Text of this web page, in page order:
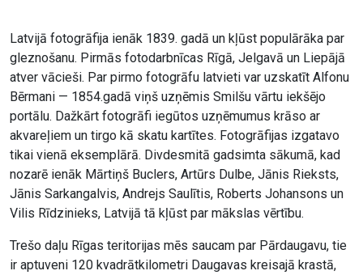
Latvijā fotogrāfija ienāk 1839. gadā un kļūst populārāka par
gleznošanu. Pirmās fotodarbnīcas Rīgā, Jelgavā un Liepājā
atver vācieši. Par pirmo fotogrāfu latvieti var uzskatīt Alfonu
Bērmani — 1854.gadā viņš uzņēmis Smilšu vārtu iekšējo
portālu. Dažkārt fotogrāfi iegūtos uzņēmumus krāso ar
akvareļiem un tirgo kā skatu kartītes. Fotogrāfijas izgatavo
tikai vienā eksemplārā. Divdesmitā gadsimta sākumā, kad
nozarē ienāk Mārtiņš Buclers, Artūrs Dulbe, Jānis Rieksts,
Jānis Sarkangalvis, Andrejs Saulītis, Roberts Johansons un
Vilis Rīdzinieks, Latvijā tā kļūst par mākslas vērtību.
Trešo daļu Rīgas teritorijas mēs saucam par Pārdaugavu, tie
ir aptuveni 120 kvadrātkilometri Daugavas kreisajā krastā,